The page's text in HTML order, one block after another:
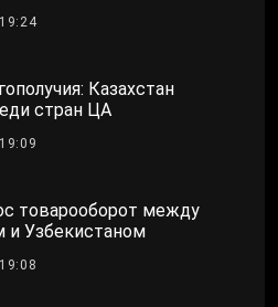
Казахстан
стран ЦА
товарооборот между
и Узбекистаном